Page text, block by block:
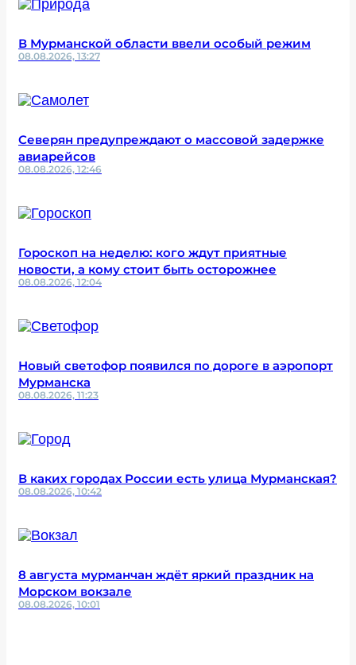
В Мурманской области ввели особый режим
08.08.2026, 13:27
Северян предупреждают о массовой задержке
авиарейсов
08.08.2026, 12:46
Гороскоп на неделю: кого ждут приятные
новости, а кому стоит быть осторожнее
08.08.2026, 12:04
Новый светофор появился по дороге в аэропорт
Мурманска
08.08.2026, 11:23
В каких городах России есть улица Мурманская?
08.08.2026, 10:42
8 августа мурманчан ждёт яркий праздник на
Морском вокзале
08.08.2026, 10:01